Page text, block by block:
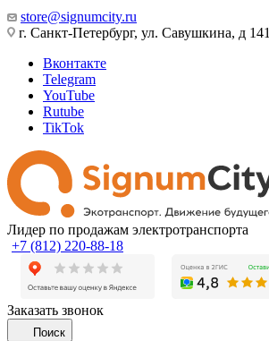
store@signumcity.ru
г. Санкт-Петербург, ул. Савушкина, д 141
Вконтакте
Telegram
YouTube
Rutube
TikTok
Лидер по продажам электротранспорта
+7 (812) 220-88-18
Заказать звонок
Поиск